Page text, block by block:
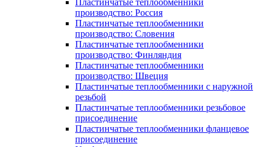
Пластинчатые теплообменники
производство: Россия
Пластинчатые теплообменники
производство: Словения
Пластинчатые теплообменники
производство: Финляндия
Пластинчатые теплообменники
производство: Швеция
Пластинчатые теплообменники с наружной
резьбой
Пластинчатые теплообменники резьбовое
присоединение
Пластинчатые теплообменники фланцевое
присоединение